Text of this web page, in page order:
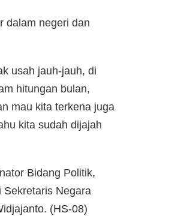
dalam negeri dan
usah jauh-jauh, di
hitungan bulan,
mau kita terkena juga
kita sudah dijajah
Bidang Politik,
Negara
(HS-08)